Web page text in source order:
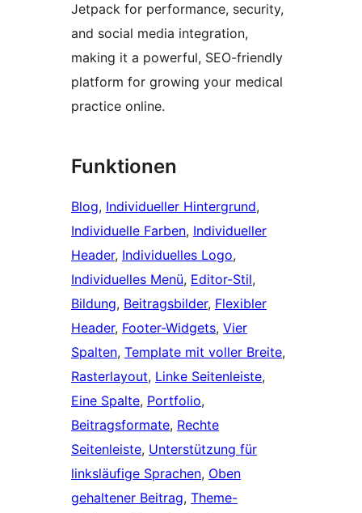
Jetpack for performance, security,
and social media integration,
making it a powerful, SEO-friendly
platform for growing your medical
practice online.
Funktionen
Blog, Individueller Hintergrund
Individuelle Farben, Individueller
Header, Individuelles Logo
Individuelles Menü, Editor-Stil
Bildung, Beitragsbilder, Flexibler
Header, Footer-Widgets, Vier
Spalten, Template mit voller Breite
Rasterlayout, Linke Seitenleiste
Eine Spalte, Portfolio
Beitragsformate, Rechte
Seitenleiste, Unterstützung für
linksläufige Sprachen, Oben
gehaltener Beitrag, Theme-